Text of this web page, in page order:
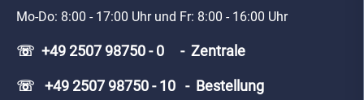
Mo-Do: 8:00 - 17:00 Uhr und Fr: 8:00 - 16:00 Uhr
☏ +49 2507 98750 - 0 - Zentrale
☏ +49 2507 98750 - 10 - Bestellung